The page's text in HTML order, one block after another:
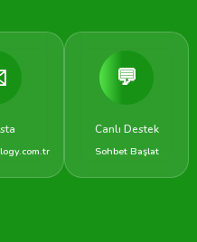
💬
Canlı Destek
Sohbet Başlat